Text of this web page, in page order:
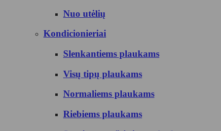
Nuo utėlių
Kondicionieriai
Slenkantiems plaukams
Visų tipų plaukams
Normaliems plaukams
Riebiems plaukams